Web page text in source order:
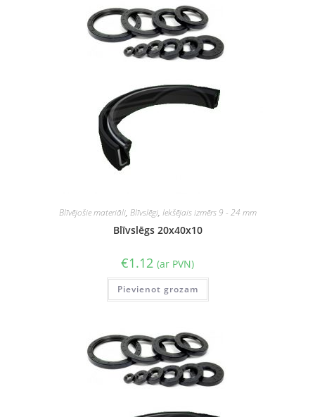
Blīvējošie materiāli, Blīvslēgi, Iekšējais izmērs 9 - 24 mm
Blīvslēgs 20x40x10
€1.12 (ar PVN)
Pievienot grozam